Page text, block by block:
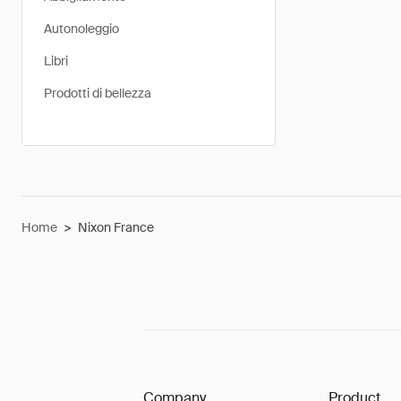
Autonoleggio
Libri
Prodotti di bellezza
Home > Nixon France